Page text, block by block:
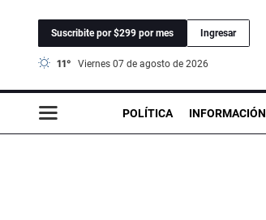
Suscribite por $299 por mes Ingresar
11° viernes 07 de agosto de 2026
POLÍTICA INFORMACIÓN